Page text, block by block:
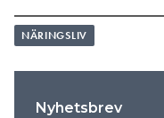
NÄRINGSLIV
Nyhetsbrev